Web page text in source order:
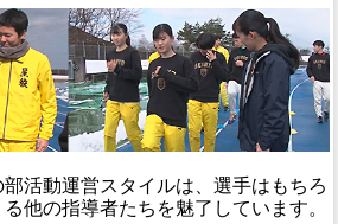
活動運営スタイルは、選手はもちろ
他の指導者たちを魅了しています。